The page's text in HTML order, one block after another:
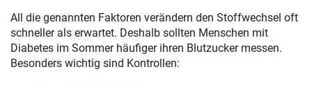
All die genannten Faktoren verändern den Stoffwechsel oft
schneller als erwartet. Deshalb sollten Menschen mit
Diabetes im Sommer häufiger ihren Blutzucker messen.
Besonders wichtig sind Kontrollen: